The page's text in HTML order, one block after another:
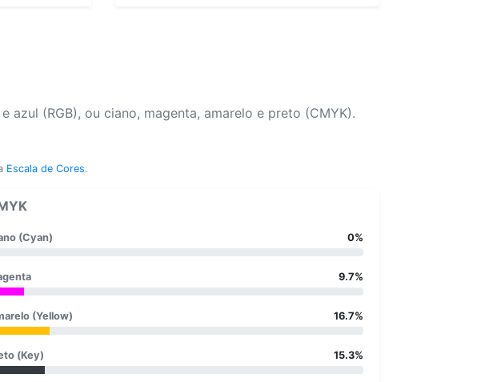
(RGB), ou ciano, magenta, amarelo e preto (CMYK).
Escala de Cores.
(Cyan) 0%
9.7%
(Yellow) 16.7%
(Key) 15.3%